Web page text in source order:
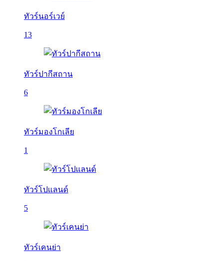
ทัวร์นอร์เวย์
13
ทัวร์ปากีสถาน
6
ทัวร์มองโกเลีย
1
ทัวร์โปแลนด์
5
ทัวร์เคนย่า